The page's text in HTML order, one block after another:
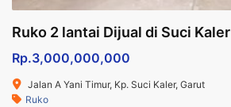
Ruko 2 lantai Dijual di Suci Kaler
Rp.3,000,000,000
Jalan A Yani Timur, Kp. Suci Kaler, Garut
Ruko